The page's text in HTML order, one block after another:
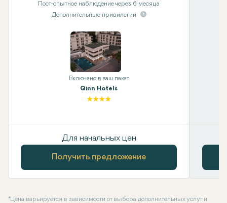
Пост-опытное наблюдение через 6 месяца
Дополнительные привилегии
Включено в ваш пакет
Qinn Hotels
Для начальных цен
Получить предложение
* Цена варьируется в зависимости от выбора дополнительных услуг и